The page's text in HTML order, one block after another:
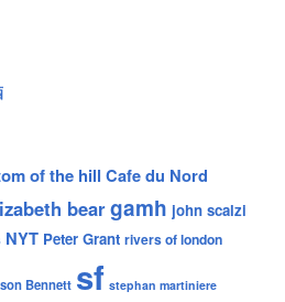
of the hill Cafe du Nord
beargamh john scalzi
NYT Peter Grant rivers of london
Bennett sf stephan martiniere